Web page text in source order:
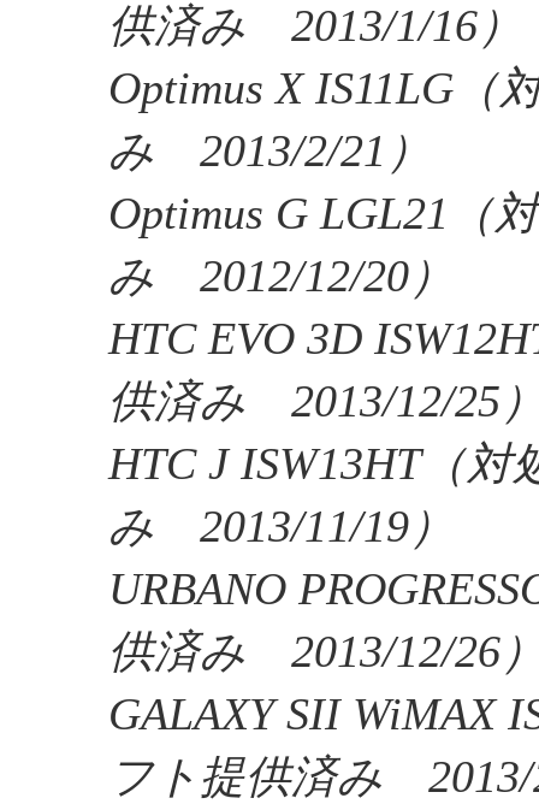
供済み 2013/1/16）
Optimus X IS11LG（
み 2013/2/21）
Optimus G LGL21（
み 2012/12/20）
HTC EVO 3D
供済み 2013/12/25
HTC J ISW13HT（
み 2013/11/19）
URBANO
供済み 2013/12/26
GALAXY SII WiMAX
フト提供済み 2013/